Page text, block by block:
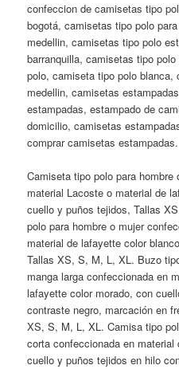
confeccion de camisetas tipo
bogotá, camisetas tipo polo
medellin, camisetas tipo polo
barranquilla, camisetas tipo
polo, camiseta tipo polo blanca,
medellin, camisetas
estampadas, estampado de
domicilio, camisetas
comprar camisetas estampadas.
Camiseta tipo polo para
material Lacoste o material de
cuello y puños tejidos, Tallas
polo para hombre o mujer
material de lafayette color
Tallas XS, S, M, L, XL. Buzo
manga larga confeccionada en
lafayette color morado, con
contraste negro, marcación en
XS, S, M, L, XL. Camisa tipo
corta confeccionada en
cuello y puños tejidos en hilo